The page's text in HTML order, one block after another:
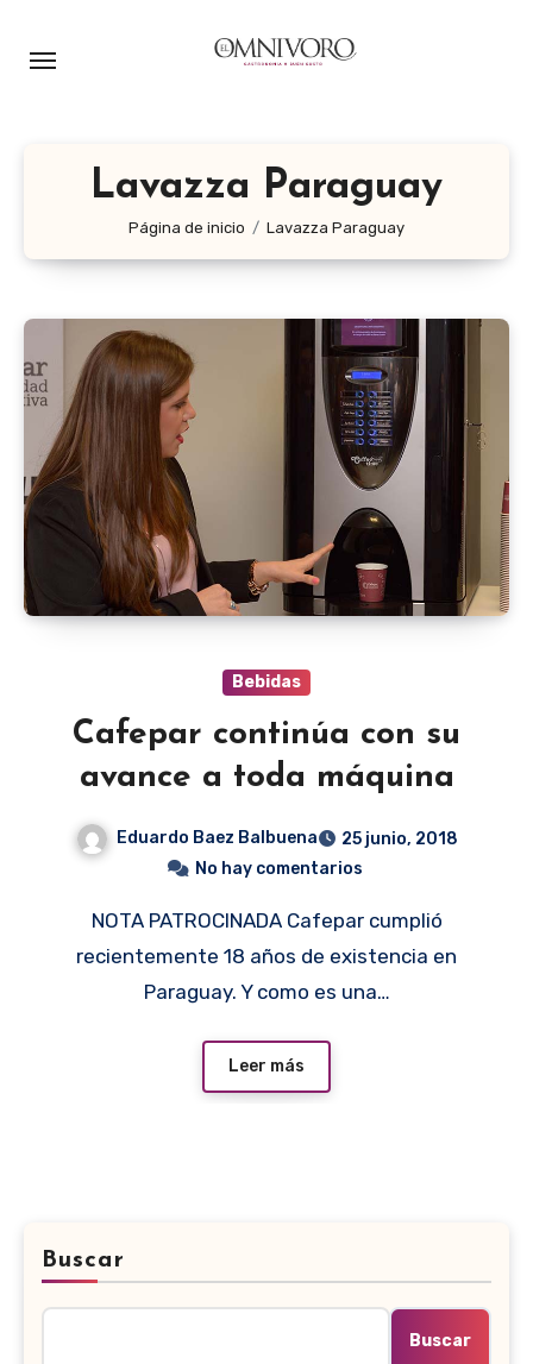
Lavazza Paraguay
Página de inicio Lavazza Paraguay
Bebidas
Cafepar continúa con su
avance a toda máquina
Eduardo Baez Balbuena
25 junio, 2018
No hay comentarios
NOTA PATROCINADA Cafepar cumplió
recientemente 18 años de existencia en
Paraguay. Y como es una…
Leer más
Buscar
Buscar